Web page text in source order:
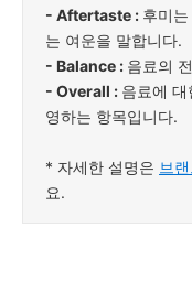
- Aftertaste : 후미
는 여운을 말합니다.
- Balance : 음료의
- Overall : 음료에
영하는 항목입니다.
* 자세한 설명은 브
요.